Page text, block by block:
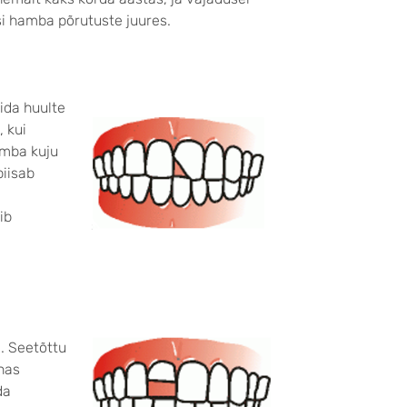
hamba põrutuste juures.
huulte
kui
kuju
Seetõttu